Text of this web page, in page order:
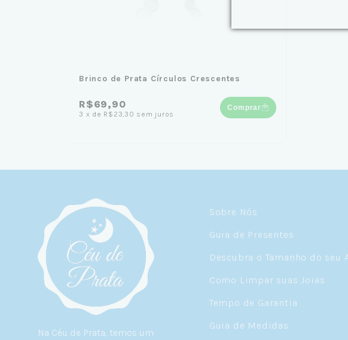
Brinco de Prata Círculos Crescentes
R$69,90
3 x de R$23,30 sem juros
Comprar
Na Céu de Prata, temos um
Sobre Nós
Guia de Presentes
Descubra o Tamanho do seu
Como Limpar suas Joias
Tempo de Garantia
Guia de Medidas